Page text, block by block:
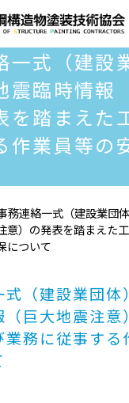
一式（建設
震臨時情報
を踏まえた
作業員等の
事務連絡一式（建設業団
意）の発表を踏まえた
について
式（建設業団
巨大地震注意
業務に従事する